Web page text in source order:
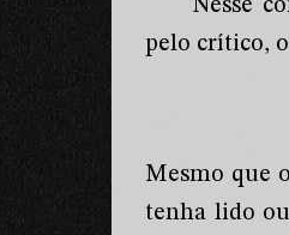
Nesse
pelo crítico,
Mesmo que
tenha lido